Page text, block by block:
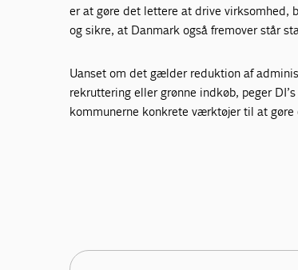
er at gøre det lettere at drive virksomhed,
og sikre, at Danmark også fremover står
Uanset om det gælder reduktion af
rekruttering eller grønne indkøb, peger
kommunerne konkrete værktøjer til at gøre